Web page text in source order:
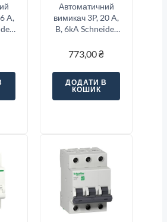
A,
Автоматичний
вимикач 3P, 20 A,
B, 6kA Schneider
773,00₴
ДОДАТИ В
КОШИК